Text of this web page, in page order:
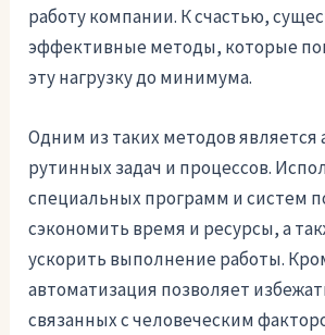
работу компании. К счастью,
эффективные методы, которые
эту нагрузку до минимума.
Одним из таких методов является
рутинных задач и процессов.
специальных программ и систем
сэкономить время и ресурсы, а
ускорить выполнение работы.
автоматизация позволяет
связанных с человеческим